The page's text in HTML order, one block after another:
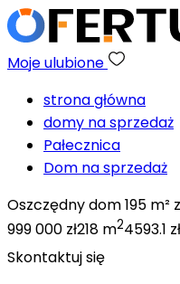
Moje ulubione
strona główna
domy na sprzedaż
Pałecznica
Dom na sprzedaż
Oszczędny dom 195 m²
999 000 zł218 m24593.1
Skontaktuj się